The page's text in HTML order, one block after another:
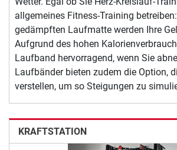
allgemeines Fitness-Training
gedämpften Laufmatte werden Ihre
Aufgrund des hohen
Laufband hervorragend, wenn Sie
Laufbänder bieten zudem die Option,
verstellen, um so Steigungen zu
KRAFTSTATION